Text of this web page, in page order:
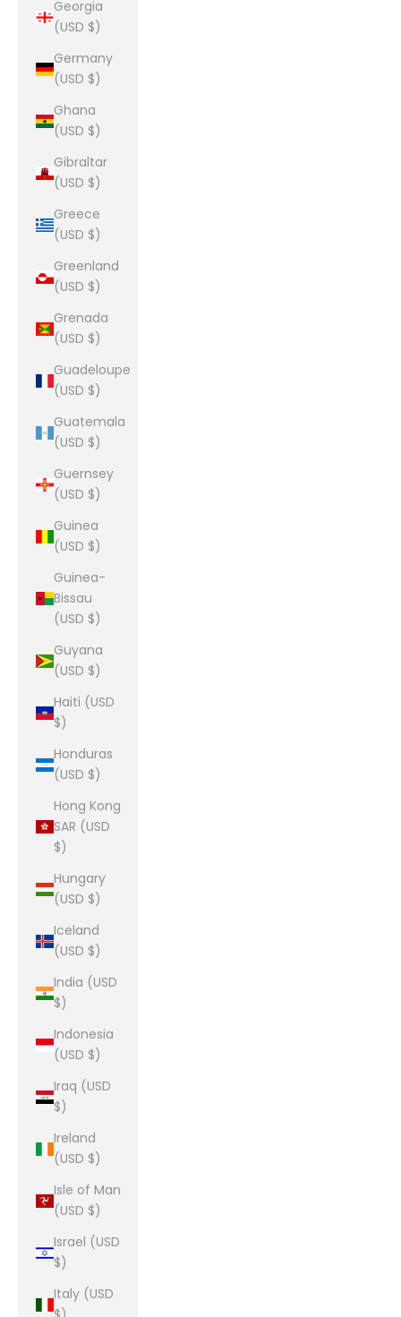
Georgia
(USD $)
Germany
(USD $)
Ghana
(USD $)
Gibraltar
(USD $)
Greece
(USD $)
Greenland
(USD $)
Grenada
(USD $)
Guadeloupe
(USD $)
Guatemala
(USD $)
Guernsey
(USD $)
Guinea
(USD $)
Guinea-
Bissau
(USD $)
Guyana
(USD $)
Haiti (USD
$)
Honduras
(USD $)
Hong Kong
SAR (USD
$)
Hungary
(USD $)
Iceland
(USD $)
India (USD
$)
Indonesia
(USD $)
Iraq (USD
$)
Ireland
(USD $)
Isle of Man
(USD $)
Israel (USD
$)
Italy (USD